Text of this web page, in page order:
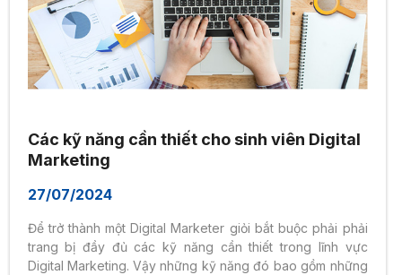
Các kỹ năng cần thiết cho sinh viên Digital
Marketing
27/07/2024
Để trở thành một Digital Marketer giỏi bắt buộc phải phải
trang bị đầy đủ các kỹ năng cần thiết trong lĩnh vực
Digital Marketing. Vậy những kỹ năng đó bao gồm những